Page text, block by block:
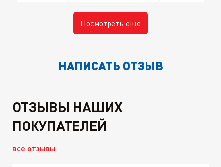
Посмотреть еще
НАПИСАТЬ ОТЗЫВ
ОТЗЫВЫ НАШИХ
ПОКУПАТЕЛЕЙ
все отзывы